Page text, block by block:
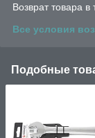
Возврат товара в
Все условия
Подобные